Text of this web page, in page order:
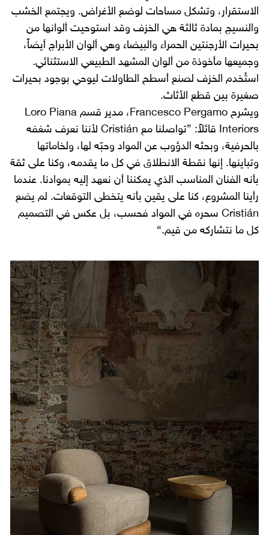
الاستقرار، وتشكل مساحات لوضع الأغراض. ويجتمع الخشب
والنسيج بمادة ثالثة هي الخزف وقد استوحيت ألوانها من
بحيرات الأرجنتين الحمراء والبيضاء وهي ألوان الأبراج أيضاً،
وجميعها مأخوذة من ألوان المشهد الطبيعي الاستثنائي.
استُخدم الخزف لصنع أسطح الطاولات ليوحي بوجود بحيرات
صغيرة بين قطع الأثاث.
ويشرح Francesco Pergamo، مدير قسم Loro Piana
Interiors قائلاً: ”تواصلنا مع Cristián لأننا نعرف شغفه
بالحرفية، وبحثه الدؤوب عن المواد وحبّه لها، ولخاماتها
وتباينها. إنها نقطة الانطلاق في كل ما يقدمه، وكنا على ثقة
بأنه الفنان المناسب الذي يمكننا أن نعهد إليه بموادنا. عندما
رأينا المشروع، كنا على يقين بأنه يتخطى التوقعات. لم يضع
Cristián سحره في المواد فحسب، بل عكس في التصميم
كل ما نتشاركه من قيم.“